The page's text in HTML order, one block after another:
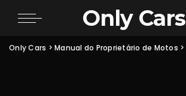
Only Cars
Only Cars >Manual do Proprietário de Motos >